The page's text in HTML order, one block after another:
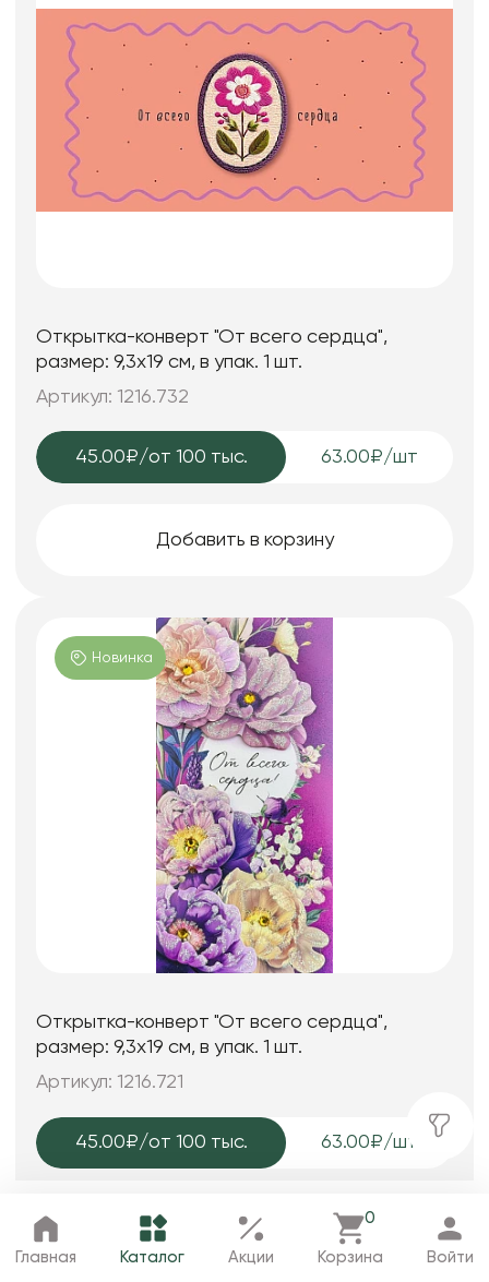
Открытка-конверт "От всего сердца",
размер: 9,3х19 см, в упак. 1 шт.
Артикул: 1216.732
45.00₽/от 100 тыс. 63.00₽/шт
Добавить в корзину
Новинка
Открытка-конверт "От всего сердца",
размер: 9,3х19 см, в упак. 1 шт.
Артикул: 1216.721
45.00₽/от 100 тыс. 63.00₽/шт
Добавить в корзину
Главная Каталог Избранное Корзина Профиль
Главная Каталог Акции
0
Корзина Войти